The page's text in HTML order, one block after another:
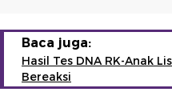
Baca juga:
Hasil Tes DNA RK-Anak
Bereaksi